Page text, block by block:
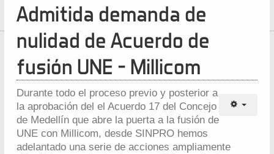
Admitida demanda de
nulidad de Acuerdo de
fusión UNE - Millicom
Durante todo el proceso previo y posterior a
la aprobación del el Acuerdo 17 del Concejo
de Medellín que abre la puerta a la fusión de
UNE con Millicom, desde SINPRO hemos
adelantado una serie de acciones ampliamente